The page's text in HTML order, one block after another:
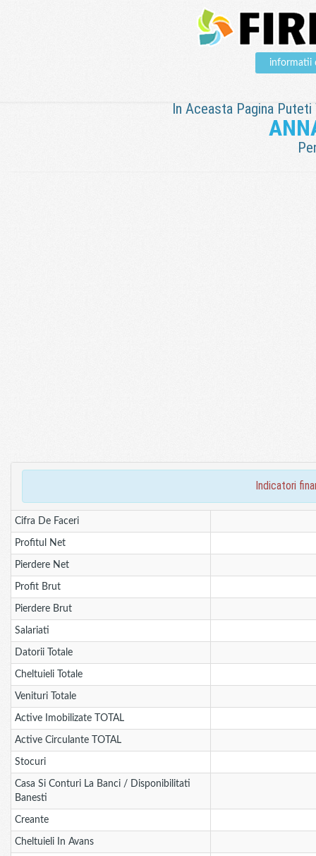
informatii
In Aceasta Pagina
indicatori
Cifra De Faceri
Profitul Net
Pierdere Net
Profit Brut
Pierdere Brut
Salariati
Datorii Totale
Cheltuieli Totale
Venituri Totale
Active Imobilizate TOTAL
Active Circulante TOTAL
Stocuri
Casa Si Conturi La Banci / Disponibilitati
Banesti
Creante
Cheltuieli In Avans